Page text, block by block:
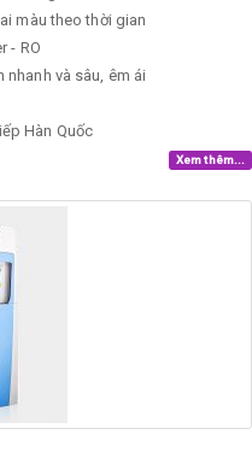
màu theo thời gian
- RO
nhanh và sâu, êm ái
Hàn Quốc
Xem thêm...